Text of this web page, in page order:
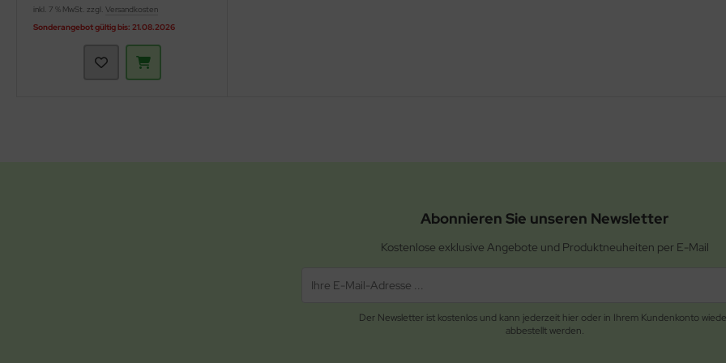
inkl. 7 % MwSt. zzgl. Versandkosten
Sonderangebot gültig bis: 21.08.2026
Abonnieren Sie unseren Newsletter
Kostenlose exklusive Angebote und Produktneuheiten per E-Mail
Der Newsletter ist kostenlos und kann jederzeit hier oder in Ihrem Kundenkonto
abbestellt werden.